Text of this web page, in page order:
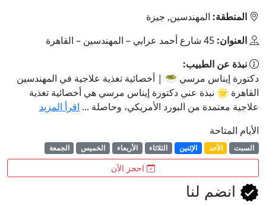
المنطقة: المهندسين, جيزة
العنوان: 45 شارع أحمد عرابي – المهندسين – القاهرة
نبذة عن الطبيب:
دكتورة إيناس مرسي 🥗 | أخصائية تغذية علاجية في المهندسين
القاهرة 🌟 نبذة عني دكتورة إيناس مرسي هي أخصائية تغذية
علاجية معتمدة من البورد الأمريكي، وحاصلة ... اقرأ المزيد
الأيام المتاحة
السبت الأحد الإثنين الثلاثاء الأربعاء الخميس الجمعة
احجز الآن
انضم لنا